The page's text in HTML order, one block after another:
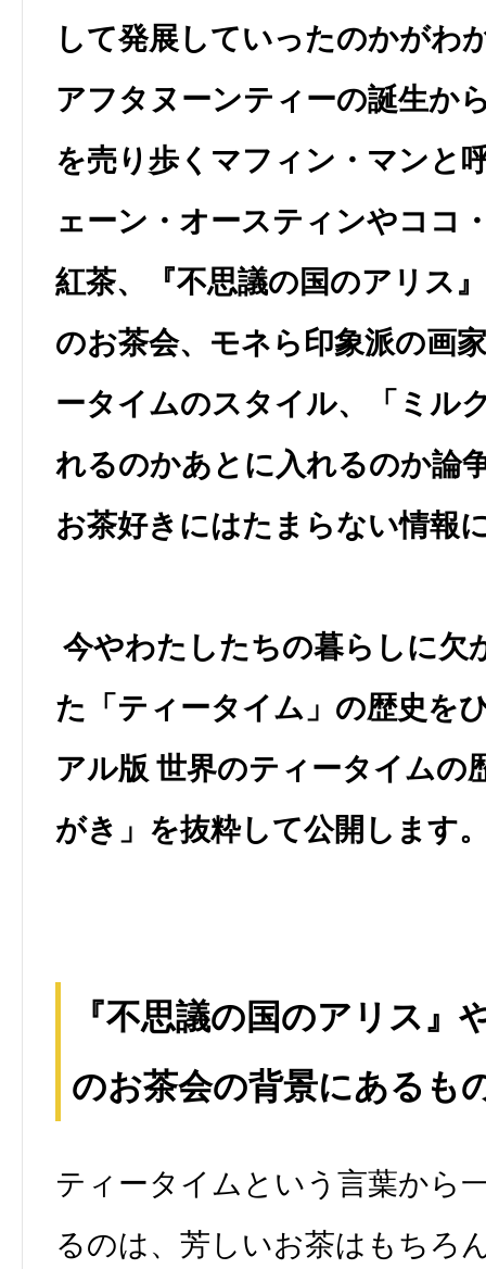
して発展していったのかがわ
アフタヌーンティーの誕生か
を売り歩くマフィン・マンと
ェーン・オースティンやココ
紅茶、『不思議の国のアリス
のお茶会、モネら印象派の画
ータイムのスタイル、「ミル
れるのかあとに入れるのか論
お茶好きにはたまらない情報
今やわたしたちの暮らしに欠
た「ティータイム」の歴史を
アル版 世界のティータイムの
がき」を抜粋して公開します
『不思議の国のアリス』
のお茶会の背景にあるも
ティータイムという言葉から
るのは、芳しいお茶はもちろ